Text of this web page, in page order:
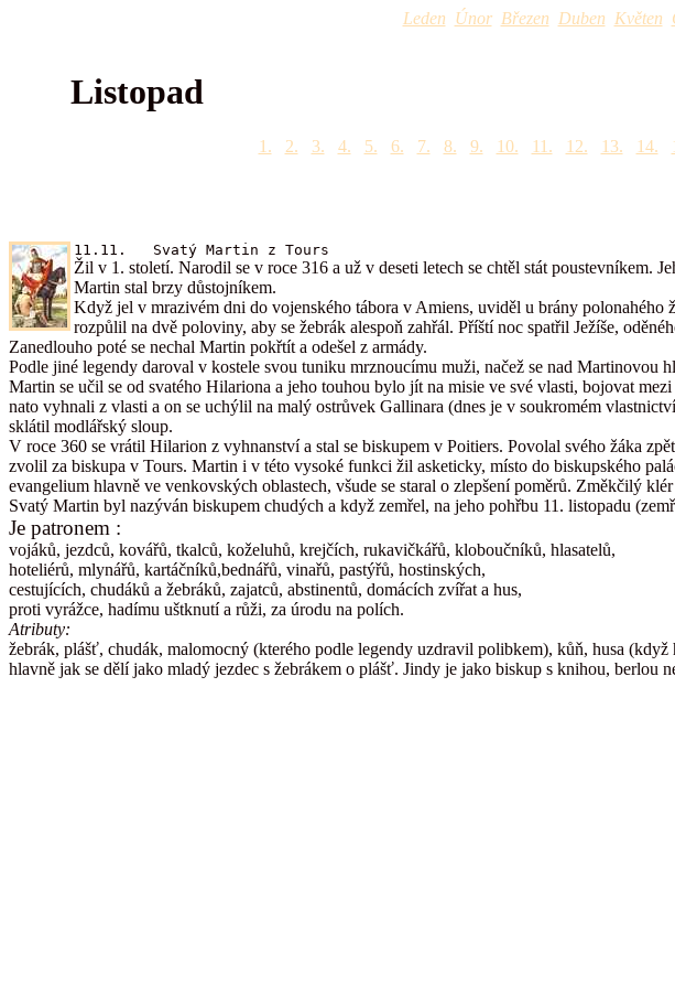
Leden Únor Březen Duben Květen
Listopad
1. 2. 3. 4. 5. 6. 7. 8. 9. 10. 11. 12. 13. 14.
11.11. Svatý Martin z Tours
Žil v 1. století. Narodil se v roce 316 a už v deseti letech se chtěl stát poustevníkem.
Martin stal brzy důstojníkem.
Když jel v mrazivém dni do vojenského tábora v Amiens, uviděl u brány
rozpůlil na dvě poloviny, aby se žebrák alespoň zahřál. Příští noc spatřil Ježíše,
Zanedlouho poté se nechal Martin pokřtít a odešel z armády.
Podle jiné legendy daroval v kostele svou tuniku mrznoucímu muži, načež se nad Martinovou
Martin se učil se od svatého Hilariona a jeho touhou bylo jít na misie ve své vlasti, bojovat
nato vyhnali z vlasti a on se uchýlil na malý ostrůvek Gallinara (dnes je v soukromém
sklátil modlářský sloup.
V roce 360 se vrátil Hilarion z vyhnanství a stal se biskupem v Poitiers. Povolal svého žáka
zvolil za biskupa v Tours. Martin i v této vysoké funkci žil asketicky, místo do biskupského
evangelium hlavně ve venkovských oblastech, všude se staral o zlepšení poměrů. Změkčilý
Svatý Martin byl nazýván biskupem chudých a když zemřel, na jeho pohřbu 11. listopadu
Je patronem :
vojáků, jezdců, kovářů, tkalců, koželuhů, krejčích, rukavičkářů, kloboučníků, hlasatelů,
hoteliérů, mlynářů, kartáčníků,bednářů, vinařů, pastýřů, hostinských,
cestujících, chudáků a žebráků, zajatců, abstinentů, domácích zvířat a hus,
proti vyrážce, hadímu uštknutí a růži, za úrodu na polích.
Atributy:
žebrák, plášť, chudák, malomocný (kterého podle legendy uzdravil polibkem), kůň, husa
hlavně jak se dělí jako mladý jezdec s žebrákem o plášť. Jindy je jako biskup s knihou, berlou